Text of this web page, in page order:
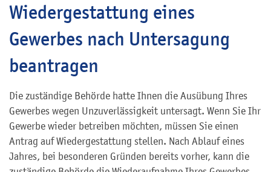
Wiedergestattung eines
Gewerbes nach Untersagung
beantragen
Die zuständige Behörde hatte Ihnen die Ausübung Ihres
Gewerbes wegen Unzuverlässigkeit untersagt. Wenn Sie Ihr
Gewerbe wieder betreiben möchten, müssen Sie einen
Antrag auf Wiedergestattung stellen. Nach Ablauf eines
Jahres, bei besonderen Gründen bereits vorher, kann die